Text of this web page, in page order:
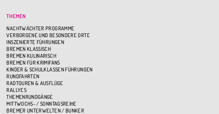
THEMEN
NACHTWÄCHTER PROGRAMME
VERBORGENE UND BESONDERE ORTE
INSZENIERTE FÜHRUNGEN
BREMEN KLASSISCH
BREMEN KULINARISCH
BREMEN FÜR KRIMIFANS
KINDER & SCHULKLASSEN FÜHRUNGEN
RUNDFAHRTEN
RADTOUREN & AUSFLÜGE
RALLYES
THEMENRUNDGÄNGE
MITTWOCHS- / SONNTAGSREIHE
BREMER UNTERWELTEN / BUNKER